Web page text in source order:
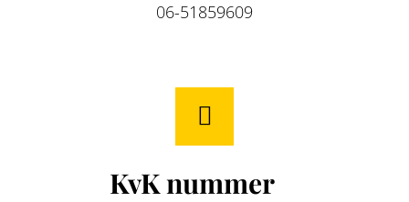
06-51859609
KvK nummer